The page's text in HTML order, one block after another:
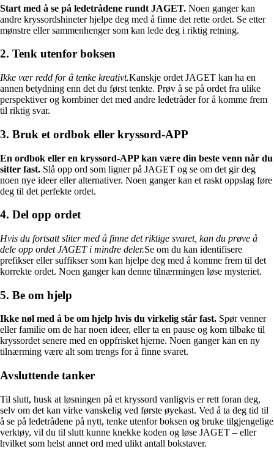
Start med å se på ledetrådene rundt JAGET. Noen ganger kan
andre kryssordshineter hjelpe deg med å finne det rette ordet. Se etter
mønstre eller sammenhenger som kan lede deg i riktig retning.
2. Tenk utenfor boksen
Ikke vær redd for å tenke kreativt.Kanskje ordet JAGET kan ha en
annen betydning enn det du først tenkte. Prøv å se på ordet fra ulike
perspektiver og kombiner det med andre ledetråder for å komme frem
til riktig svar.
3. Bruk et ordbok eller kryssord-APP
En ordbok eller en kryssord-APP kan være din beste venn når du
sitter fast. Slå opp ord som ligner på JAGET og se om det gir deg
noen nye ideer eller alternativer. Noen ganger kan et raskt oppslag føre
deg til det perfekte ordet.
4. Del opp ordet
Hvis du fortsatt sliter med å finne det riktige svaret, kan du prøve å
dele opp ordet JAGET i mindre deler.Se om du kan identifisere
prefikser eller suffikser som kan hjelpe deg med å komme frem til det
korrekte ordet. Noen ganger kan denne tilnærmingen løse mysteriet.
5. Be om hjelp
Ikke nøl med å be om hjelp hvis du virkelig står fast. Spør venner
eller familie om de har noen ideer, eller ta en pause og kom tilbake til
kryssordet senere med en oppfrisket hjerne. Noen ganger kan en ny
tilnærming være alt som trengs for å finne svaret.
Avsluttende tanker
Til slutt, husk at løsningen på et kryssord vanligvis er rett foran deg,
selv om det kan virke vanskelig ved første øyekast. Ved å ta deg tid til
å se på ledetrådene på nytt, tenke utenfor boksen og bruke tilgjengelige
verktøy, vil du til slutt kunne knekke koden og løse JAGET – eller
hvilket som helst annet ord med ulikt antall bokstaver.